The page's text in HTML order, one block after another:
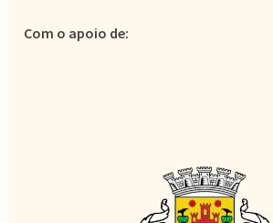
Com o apoio de: